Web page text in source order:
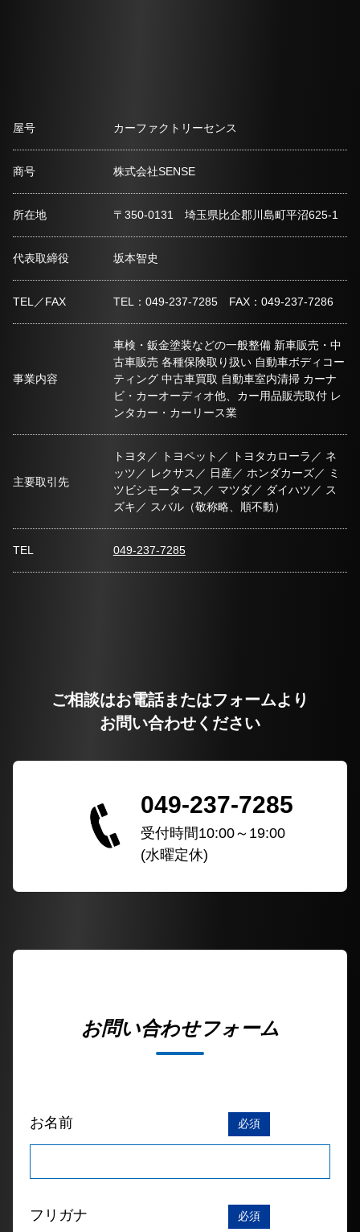
屋号 カーファクトリーセンス
商号 株式会社SENSE
所在地 〒350-0131 埼玉県比企郡川島町平沼625-1
代表取締役 坂本智史
TEL／FAX TEL：049-237-7285 FAX：049-237-7286
事業内容
車検・鈑金塗装などの一般整備 新車販売・中
古車販売 各種保険取り扱い 自動車ボディコー
ティング 中古車買取 自動車室内清掃 カーナ
ビ・カーオーディオ他、カー用品販売取付 レ
ンタカー・カーリース業
主要取引先
トヨタ／ トヨペット／ トヨタカローラ／ ネ
ッツ／ レクサス／ 日産／ ホンダカーズ／ ミ
ツビシモータース／ マツダ／ ダイハツ／ ス
ズキ／ スバル（敬称略、順不動）
TEL 049-237-7285
ご相談はお電話またはフォームより
お問い合わせください
049-237-7285
受付時間10:00～19:00
(水曜定休)
お問い合わせフォーム
お名前 必須
フリガナ 必須